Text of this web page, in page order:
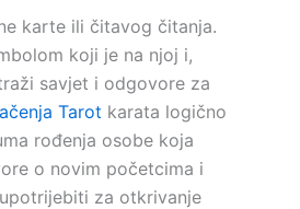
karte ili čitavog čitanja.
koji je na njoj i,
savjet i odgovore za
Tarot karata logično
rođenja osobe koja
o novim početcima i
za otkrivanje